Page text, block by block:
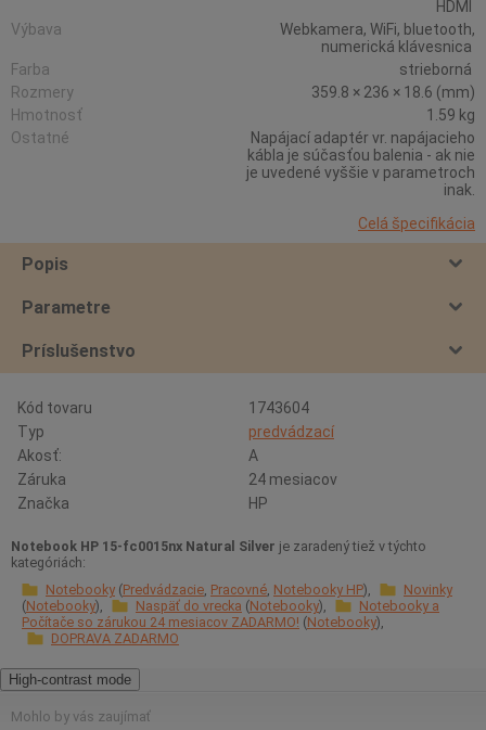
HDMI
Výbava
Webkamera, WiFi, bluetooth,
numerická klávesnica
Farba
strieborná
Rozmery
359.8 × 236 × 18.6 (mm)
Hmotnosť
1.59 kg
Ostatné
Napájací adaptér vr. napájacieho
kábla je súčasťou balenia - ak nie
je uvedené vyššie v parametroch
inak.
Celá špecifikácia
Popis
Parametre
Príslušenstvo
Kód tovaru
1743604
Typ
predvádzací
Akosť:
A
Záruka
24 mesiacov
Značka
HP
Notebook HP 15-fc0015nx Natural Silver je zaradený tiež v týchto
kategóriách:
Notebooky Predvádzacie Pracovné Notebooky HP
Novinky
Notebooky
Naspäť do vrecka Notebooky
Notebooky a
Počítače so zárukou 24 mesiacov ZADARMO! Notebooky
DOPRAVA ZADARMO
High-contrast mode
Mohlo by vás zaujímať